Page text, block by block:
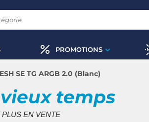
PROMOTIONS
SE TG ARGB 2.0 (Blanc)
temps
EN VENTE